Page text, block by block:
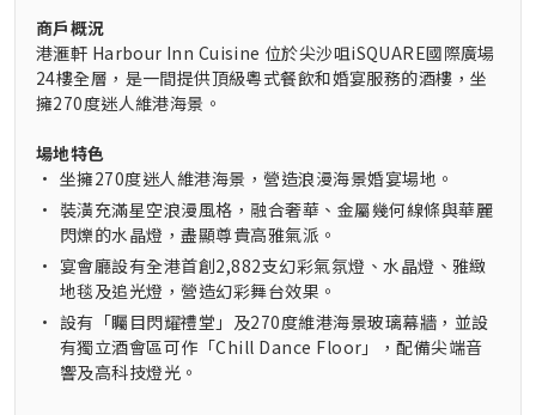
商戶概況
港滙軒 Harbour Inn Cuisine 位於尖沙咀iSQUARE國際廣場
24樓全層，是一間提供頂級粵式餐飲和婚宴服務的酒樓，坐
擁270度迷人維港海景。
場地特色
• 坐擁270度迷人維港海景，營造浪漫海景婚宴場地。
• 裝潢充滿星空浪漫風格，融合奢華、金屬幾何線條與華麗
閃爍的水晶燈，盡顯尊貴高雅氣派。
• 宴會廳設有全港首創2,882支幻彩氣氛燈、水晶燈、雅緻
地毯及追光燈，營造幻彩舞台效果。
• 設有「矚目閃耀禮堂」及270度維港海景玻璃幕牆，並設
有獨立酒會區可作「Chill Dance Floor」，配備尖端音
響及高科技燈光。